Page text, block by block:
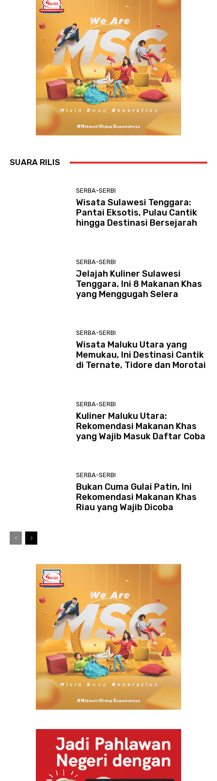
SUARA RILIS
SERBA-SERBI
Wisata Sulawesi Tenggara:
Pantai Eksotis, Pulau Cantik
hingga Destinasi Bersejarah
SERBA-SERBI
Jelajah Kuliner Sulawesi
Tenggara, Ini 8 Makanan Khas
yang Menggugah Selera
SERBA-SERBI
Wisata Maluku Utara yang
Memukau, Ini Destinasi Cantik
di Ternate, Tidore dan Morotai
SERBA-SERBI
Kuliner Maluku Utara:
Rekomendasi Makanan Khas
yang Wajib Masuk Daftar Coba
SERBA-SERBI
Bukan Cuma Gulai Patin, Ini
Rekomendasi Makanan Khas
Riau yang Wajib Dicoba